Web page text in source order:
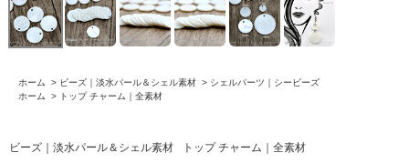
ホーム > ビーズ｜淡水パール＆シェル素材 > シェルパーツ｜シービーズ
ホーム
> トップ チャーム｜全素材
ビーズ｜淡水パール＆シェル素材 トップ チャーム｜全素材